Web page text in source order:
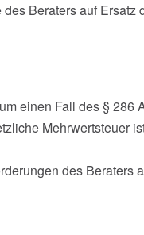
Beraters auf Ersatz
einen Fall des § 286
Mehrwertsteuer
des Beraters